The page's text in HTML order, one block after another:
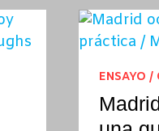
ENSAYO /